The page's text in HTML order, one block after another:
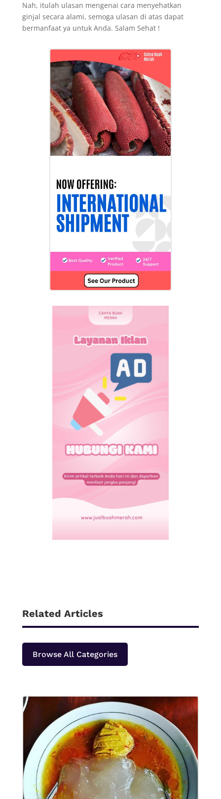
Nah, itulah ulasan mengenai cara menyehatkan
ginjal secara alami, semoga ulasan di atas dapat
bermanfaat ya untuk Anda. Salam Sehat !
Related Articles
Browse All Categories